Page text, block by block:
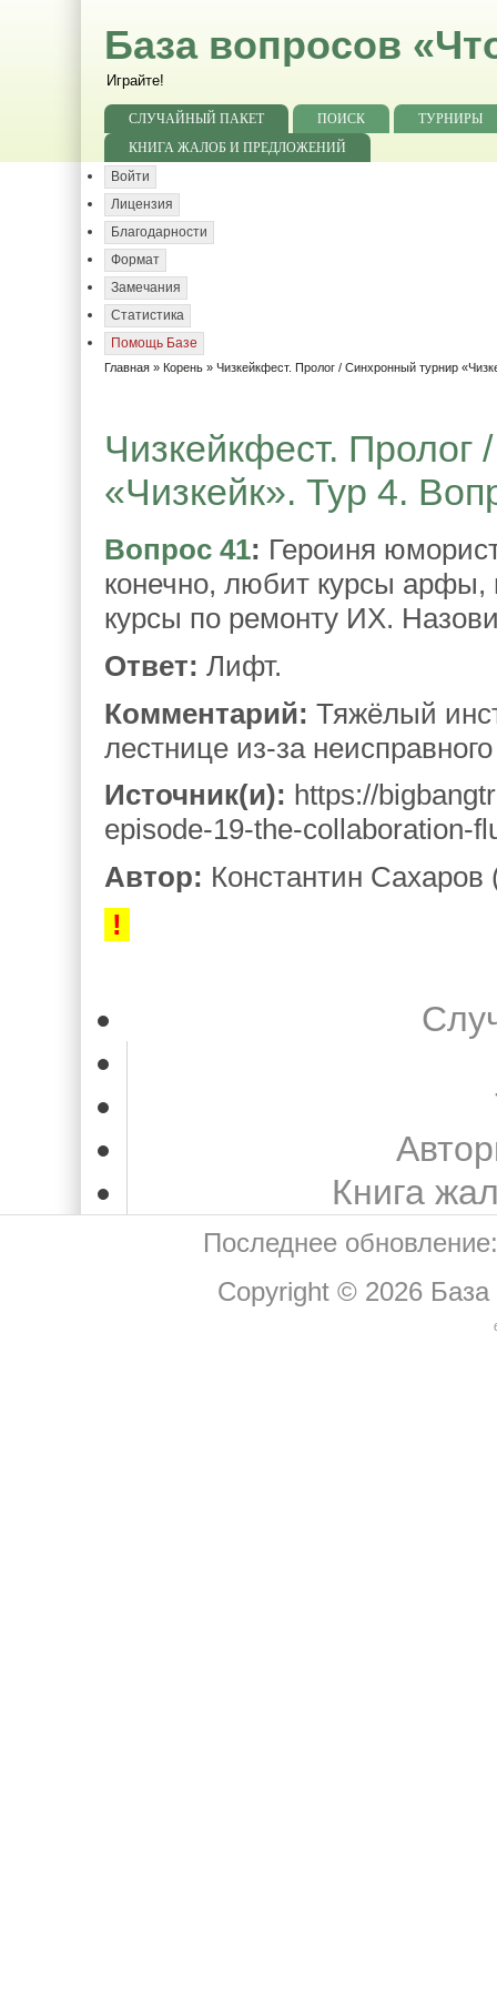
База вопросов
Играйте!
СЛУЧАЙНЫЙ ПАКЕТ ПОИСК
ТУРНИРЫ
КНИГА ЖАЛОБ И ПРЕДЛОЖЕНИЙ
Войти
Лицензия
Благодарности
Формат
Замечания
Статистика
Помощь Базе
Главная » Корень » Чизкейкфест. Пролог / Синхронный турнир
Чизкейкфест.
«Чизкейк». Тур 4.
Вопрос 41: Героиня
конечно, любит курсы арфы,
курсы по ремонту ИХ.
Ответ: Лифт.
Комментарий: Тяжёлый
лестнице из-за
Источник(и): https://
episode-19-the-collaboration-
Автор: Константин Сахаров
!
Книга
Последнее
Copyright © 2026 База